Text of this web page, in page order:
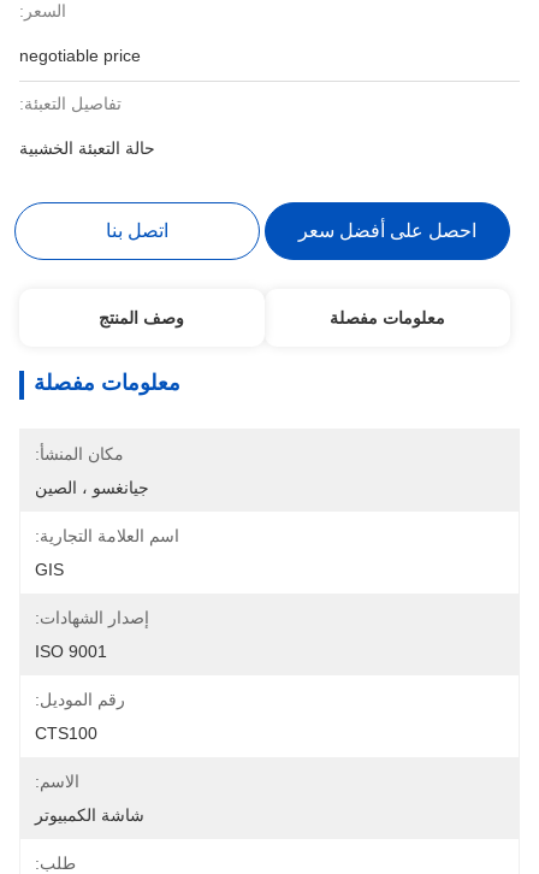
السعر:
negotiable price
تفاصيل التعبئة:
حالة التعبئة الخشبية
احصل على أفضل سعر اتصل بنا
معلومات مفصلة وصف المنتج
معلومات مفصلة
مكان المنشأ:
جيانغسو ، الصين
اسم العلامة التجارية:
GIS
إصدار الشهادات:
ISO 9001
رقم الموديل:
CTS100
الاسم:
شاشة الكمبيوتر
طلب: